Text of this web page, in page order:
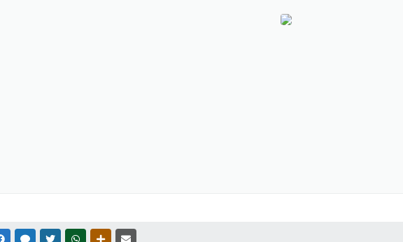
FACEBOOKMESSENGER
TWITTERWHATSAPPOUTRAS MÍDIAS